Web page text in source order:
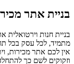
בניית אתר
בניית חנות וירטואלית
מתמיד, לכל עסק בכל
אין לכם אתר מכירות,